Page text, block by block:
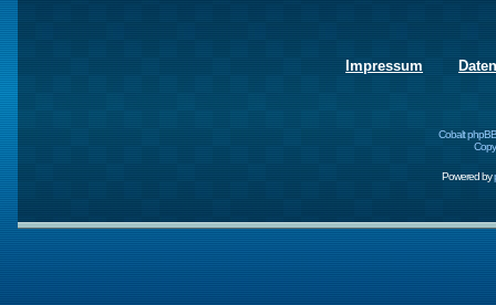
Impressum
Cobalt
Powered by